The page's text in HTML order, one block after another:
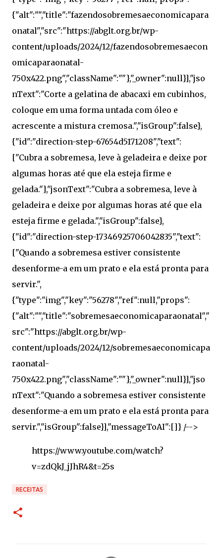
https://www.youtube.com/watch?
v=zdQkJ_jJhR4&t=25s
RECEITAS